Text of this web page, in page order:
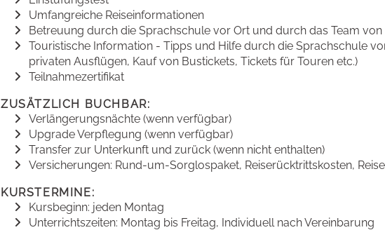
Umfangreiche Reiseinformationen
Betreuung durch die Sprachschule vor Ort und durch das Team von
Touristische Information - Tipps und Hilfe durch die Sprachschule
privaten Ausflügen, Kauf von Bustickets, Tickets für Touren etc.)
Teilnahmezertifikat
ZUSÄTZLICH BUCHBAR:
Verlängerungsnächte (wenn verfügbar)
Upgrade Verpflegung (wenn verfügbar)
Transfer zur Unterkunft und zurück (wenn nicht enthalten)
Versicherungen: Rund-um-Sorglospaket, Reiserücktrittskosten,
KURSTERMINE:
Kursbeginn: jeden Montag
Unterrichtszeiten: Montag bis Freitag, Individuell nach Vereinbarung